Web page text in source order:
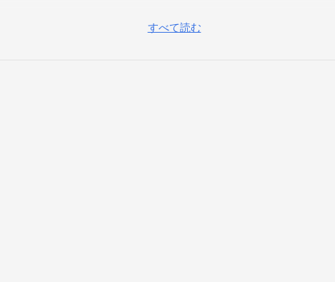
すべて読む